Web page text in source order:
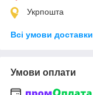
Укрпошта
Всі умови доставки
Умови оплати